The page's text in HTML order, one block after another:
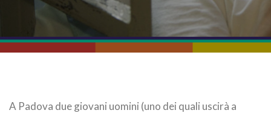
A Padova due giovani uomini (uno dei quali uscirà a